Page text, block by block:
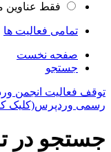
فقط عناوین
تمامی فعالیت ها
صفحه نخست
جستجو
توقف فعالیت انجمن
رسمی وردپرس(کلیک
جستجو در